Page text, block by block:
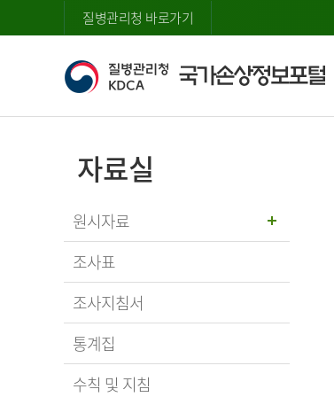
질병관리청 바로가기
자료실
원시자료
조사표
조사지침서
통계집
수칙 및 지침